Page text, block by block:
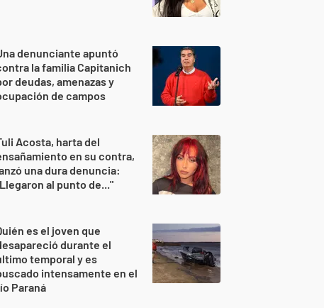
denunciante apuntó
la familia Capitanich
deudas, amenazas y
de campos
Acosta, harta del
en su contra,
una dura denuncia:
al punto de..."
es el joven que
durante el
temporal y es
intensamente en el
Paraná